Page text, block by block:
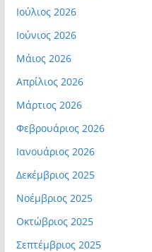
Ιούλιος 2026
Ιούνιος 2026
Μάιος 2026
Απρίλιος 2026
Μάρτιος 2026
Φεβρουάριος 2026
Ιανουάριος 2026
Δεκέμβριος 2025
Νοέμβριος 2025
Οκτώβριος 2025
Σεπτέμβριος 2025